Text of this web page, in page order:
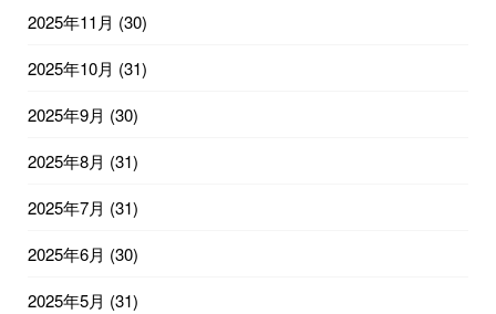
2025年11月 (30)
2025年10月 (31)
2025年9月 (30)
2025年8月 (31)
2025年7月 (31)
2025年6月 (30)
2025年5月 (31)